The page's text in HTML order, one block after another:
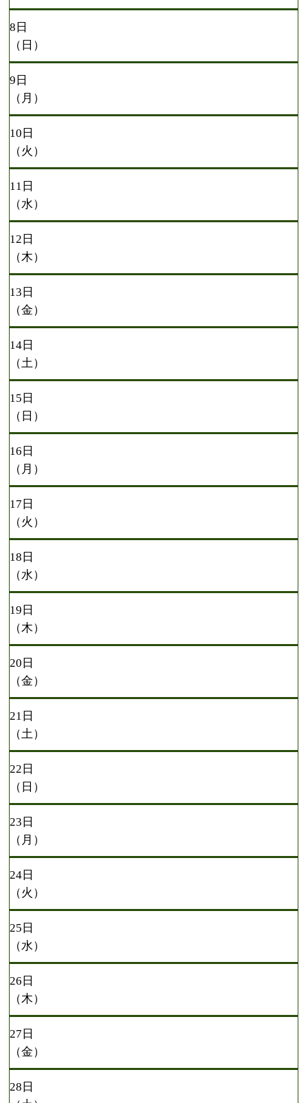
8日
（日）
9日
（月）
10日
（火）
11日
（水）
12日
（木）
13日
（金）
14日
（土）
15日
（日）
16日
（月）
17日
（火）
18日
（水）
19日
（木）
20日
（金）
21日
（土）
22日
（日）
23日
（月）
24日
（火）
25日
（水）
26日
（木）
27日
（金）
28日